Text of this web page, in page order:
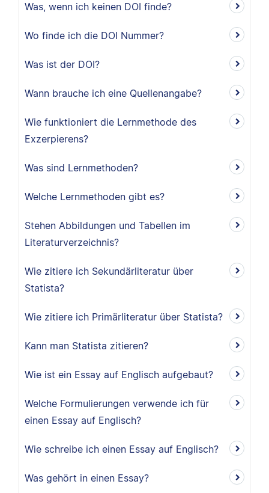
Was, wenn ich keinen DOI finde?
Wo finde ich die DOI Nummer?
Was ist der DOI?
Wann brauche ich eine Quellenangabe?
Wie funktioniert die Lernmethode des
Exzerpierens?
Was sind Lernmethoden?
Welche Lernmethoden gibt es?
Stehen Abbildungen und Tabellen im
Literaturverzeichnis?
Wie zitiere ich Sekundärliteratur über
Statista?
Wie zitiere ich Primärliteratur über Statista?
Kann man Statista zitieren?
Wie ist ein Essay auf Englisch aufgebaut?
Welche Formulierungen verwende ich für
einen Essay auf Englisch?
Wie schreibe ich einen Essay auf Englisch?
Was gehört in einen Essay?